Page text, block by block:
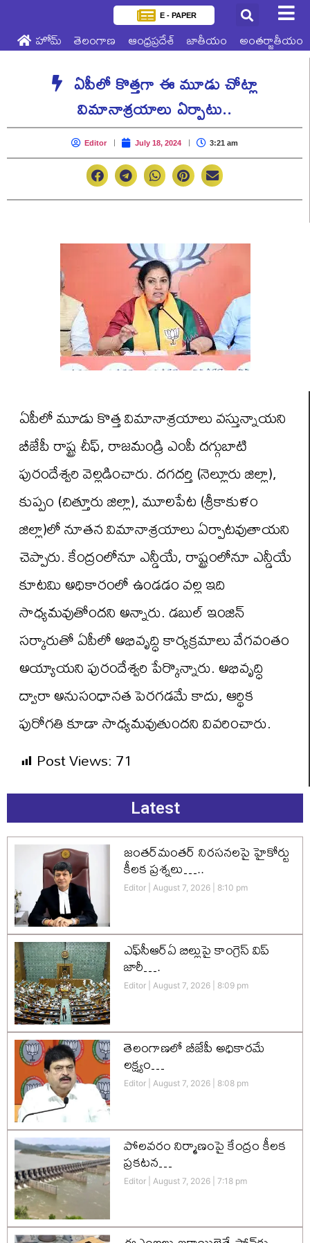
E - PAPER
హోమ్ తెలంగాణ ఆంధ్రప్రదేశ్ జాతీయం అంతర్జాతీయం
ఏపీలో కొత్తగా ఈ మూడు చోట్లా
విమానాశ్రయాలు ఏర్పాటు..
Editor July 18, 2024 3:21 am
ఏపీలో మూడు కొత్త విమానాశ్రయాలు వస్తున్నాయని
బీజేపీ రాష్ట్ర చీఫ్, రాజమండ్రి ఎంపీ దగ్గుబాటి
పురందేశ్వరి వెల్లడించారు. దగదర్తి (నెల్లూరు జిల్లా),
కుప్పం (చిత్తూరు జిల్లా), మూలపేట (శ్రీకాకుళం
జిల్లా)లో నూతన విమానాశ్రయాలు ఏర్పాటవుతాయని
చెప్పారు. కేంద్రంలోనూ ఎన్డీయే, రాష్ట్రంలోనూ ఎన్డీయే
కూటమి అధికారంలో ఉండడం వల్ల ఇది
సాధ్యమవుతోందని అన్నారు. డబుల్ ఇంజిన్
సర్కారుతో ఏపీలో అభివృద్ధి కార్యక్రమాలు వేగవంతం
అయ్యాయని పురందేశ్వరి పేర్కొన్నారు. అభివృద్ధి
ద్వారా అనుసంధానత పెరగడమే కాదు, ఆర్థిక
పురోగతి కూడా సాధ్యమవుతుందని వివరించారు.
Post Views:71
Latest
జంతర్‌మంతర్ నిరసనలపై హైకోర్టు
కీలక ప్రశ్నలు…..
Editor August 7, 2026 8:10 pm
ఎఫ్‌సీఆర్‌ఏ బిల్లుపై కాంగ్రెస్ విప్
జారీ….
Editor August 7, 2026 8:09 pm
తెలంగాణలో బీజేపీ అధికారమే
లక్ష్యం…
Editor August 7, 2026 8:08 pm
పోలవరం నిర్మాణంపై కేంద్రం కీలక
ప్రకటన…
Editor August 7, 2026 7:18 pm